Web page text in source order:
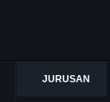
JURUSAN